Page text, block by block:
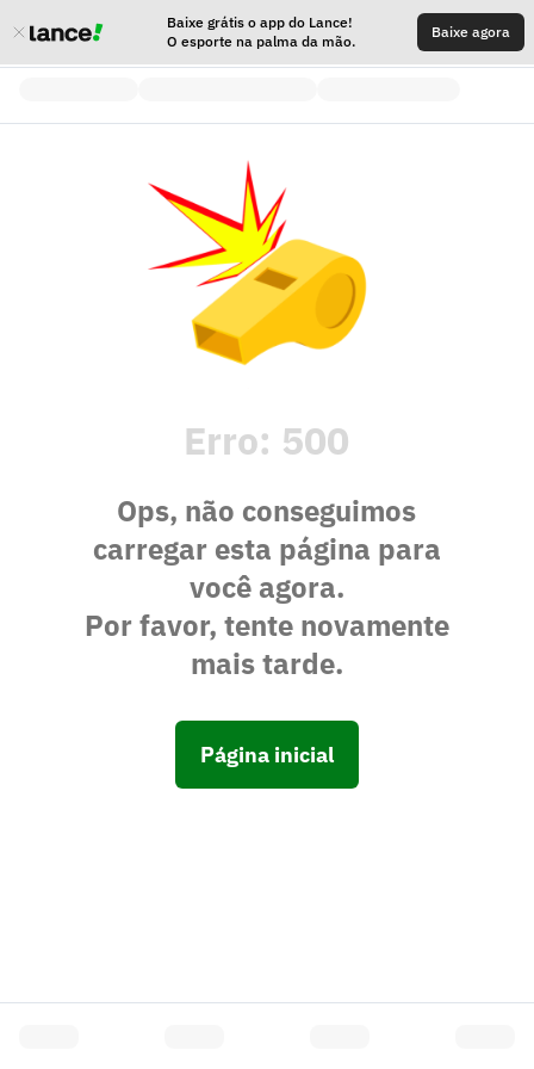
Baixe grátis o app do Lance!
O esporte na palma da mão.
Baixe agora
Erro: 500
Ops, não conseguimos
carregar esta página para
você agora.
Por favor, tente novamente
mais tarde.
Página inicial